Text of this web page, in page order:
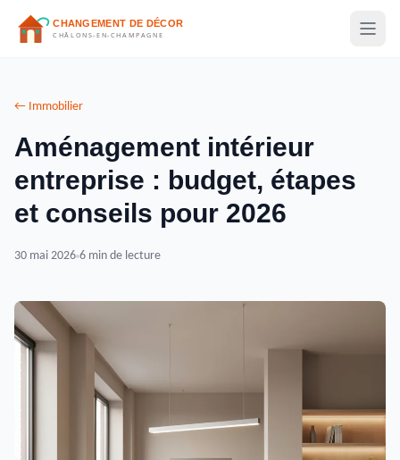
← Immobilier
Aménagement intérieur
entreprise : budget, étapes
et conseils pour 2026
30 mai 2026 6 min de lecture